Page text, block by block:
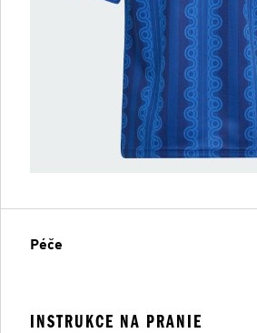
Péče
INSTRUKCE NA PRANIE